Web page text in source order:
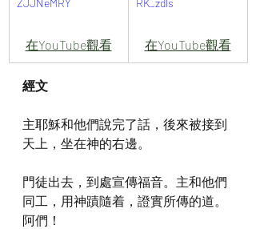
在YouTube觀看 在YouTube觀看
經文
主耶穌和他們說完了話，後來被接到
天上，坐在神的右邊。
門徒出去，到處宣傳福音。主和他們
同工，用神蹟隨着，證實所傳的道。
阿們！